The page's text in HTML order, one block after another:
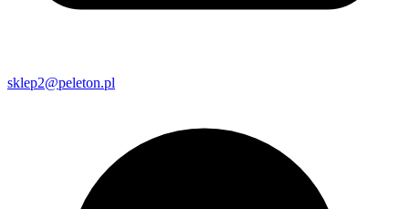
sklep2@peleton.pl